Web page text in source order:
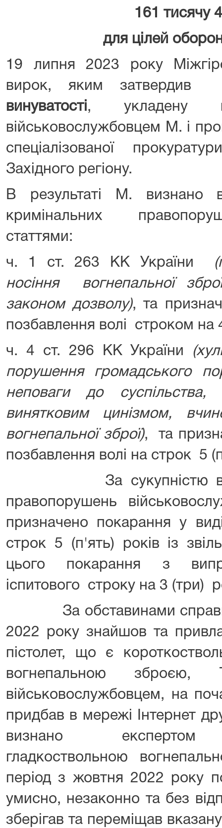
161 тисячу
для цілей
19 липня 2023 року
вирок, яким
винуватості , укладену
військовослужбовцем М. і
спеціалізованої
Західного регіону.
В результаті М. визнано
кримінальних
статтями:
ч. 1 ст. 263 КК України
носіння вогнепальної
законом дозволу), та
позбавлення волі строком
ч. 4 ст. 296 КК України
порушення громадського
неповаги до
винятковим цинізмом,
вогнепальної зброї), та
позбавлення волі на строк 5
За сукупністю
правопорушень
призначено покарання у
строк 5 (п'ять) років із
цього покарання з
іспитового строку на 3 (три)
За обставинами справи
2022 року знайшов та
пістолет, що є
вогнепальною
військовослужбовцем, на
придбав в мережі Інтернет
визнано експертом
гладкоствольною
період з жовтня 2022 року
умисно, незаконно та без
зберігав та переміщав